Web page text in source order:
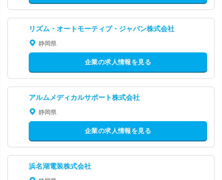
リズム・オートモーティブ・ジャパン株式会社
静岡県
企業の求人情報を見る
アルムメディカルサポート株式会社
静岡県
企業の求人情報を見る
浜名湖電装株式会社